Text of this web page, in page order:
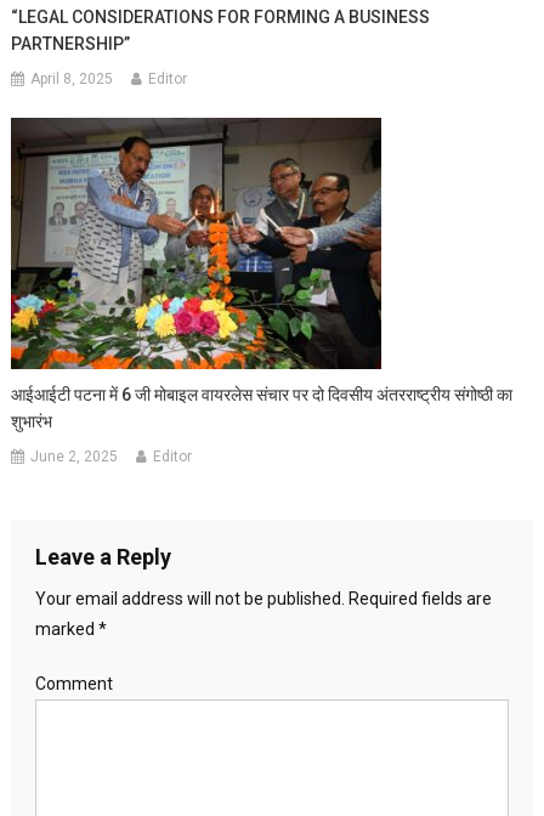
“LEGAL CONSIDERATIONS FOR FORMING A BUSINESS
PARTNERSHIP”
April 8, 2025 Editor
आईआईटी पटना में 6 जी मोबाइल वायरलेस संचार पर दो दिवसीय अंतरराष्ट्रीय संगोष्ठी का
शुभारंभ
June 2, 2025 Editor
Leave a Reply
Your email address will not be published.
Required fields are
marked *
Comment